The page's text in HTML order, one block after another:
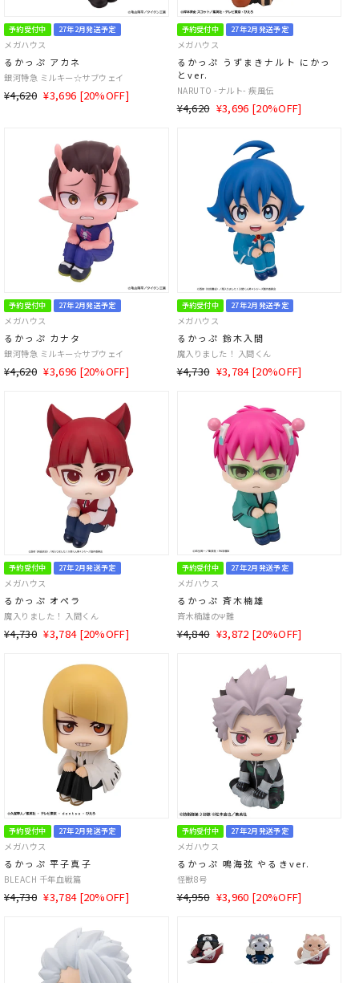
予約受付中 27年2月発送予定
メガハウス
るかっぷ アカネ
銀河特急 ミルキー☆サブウェイ
通
¥4,620 SALE
¥3,696 [20%OFF]
予約受付中 27年2月発送予定
メガハウス
るかっぷ うずまきナルト にかっ
とver.
NARUTO -ナルト- 疾風伝
通
¥4,620 SALE
¥3,696 [20%OFF]
予約受付中 27年2月発送予定
メガハウス
るかっぷ カナタ
銀河特急 ミルキー☆サブウェイ
通
¥4,620 SALE
格
¥3,696 [20%OFF]
予約受付中 27年2月発送予定
メガハウス
るかっぷ 鈴木入間
魔入りました！ 入間くん
通
¥4,730 SALE
¥3,784 [20%OFF]
予約受付中 27年2月発送予定
メガハウス
るかっぷ オペラ
魔入りました！ 入間くん
通
¥4,730 SALE
¥3,784 [20%OFF]
予約受付中 27年2月発送予定
メガハウス
るかっぷ 斉木楠雄
斉木楠雄のΨ難
通
¥4,840 SALE
¥3,872 [20%OFF]
予約受付中 27年2月発送予定
メガハウス
るかっぷ 平子真子
BLEACH 千年血戦篇
通
¥4,730 SALE
¥3,784 [20%OFF]
予約受付中 27年2月発送予定
メガハウス
るかっぷ 鳴海弦 やるきver.
怪獣8号
通
¥4,950 SALE
¥3,960 [20%OFF]